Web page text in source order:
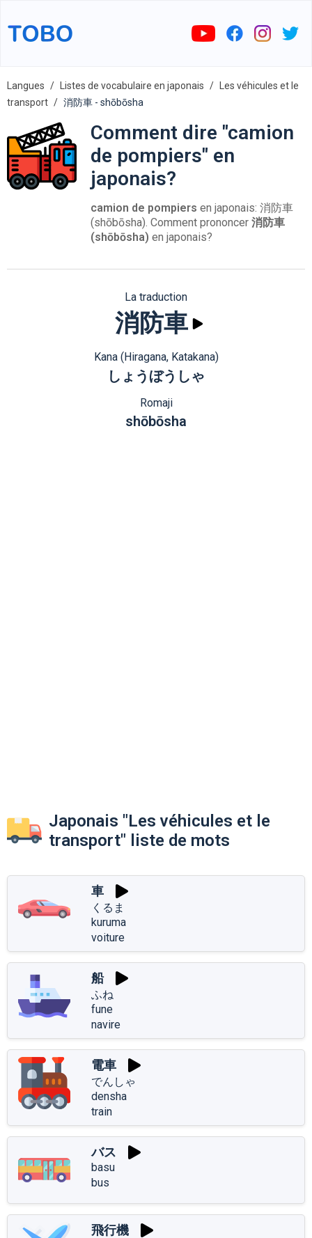
Langues Listes de vocabulaire en japonais
Les véhicules et le
transport
消防車 - shōbōsha
Comment dire "camion
de pompiers" en
japonais?
camion de pompiers en japonais: 消防車
(shōbōsha). Comment prononcer 消防車
(shōbōsha) en japonais?
La traduction
消防車
Kana (Hiragana, Katakana)
しょうぼうしゃ
Romaji
shōbōsha
Japonais "Les véhicules et le
transport" liste de mots
車
くるま
kuruma
voiture
船
ふね
fune
navire
電車
でんしゃ
densha
train
バス
basu
bus
飛行機